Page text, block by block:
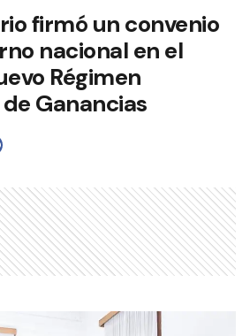
firmó un convenio
nacional en el
Régimen
Ganancias